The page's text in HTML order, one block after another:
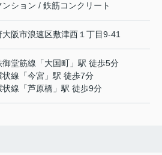
ンション / 鉄筋コンクリート
大阪市浪速区敷津西１丁目9-41
御堂筋線 「大国町 」駅 徒歩5分
状線 「今宮 」駅 徒歩7分
状線 「芦原橋 」駅 徒歩9分